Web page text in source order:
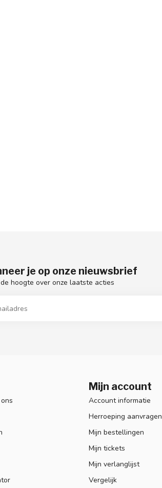
je op onze nieuwsbrief
hoogte over onze laatste acties
Mijn account
Account informatie
Herroeping aanvragen
Mijn bestellingen
Mijn tickets
Mijn verlanglijst
Vergelijk